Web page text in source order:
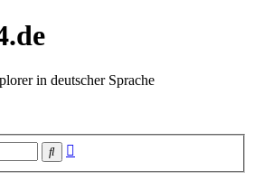
in deutscher Sprache
Suche